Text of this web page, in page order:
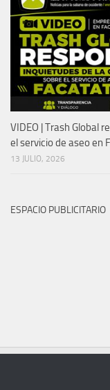
VIDEO | Trash Global
el servicio de aseo en
13 JULIO, 2026
ESPACIO PUBLICITARIO